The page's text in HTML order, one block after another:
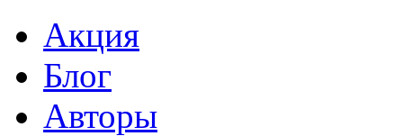
Акция
Блог
Авторы